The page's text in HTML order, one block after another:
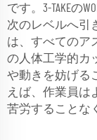
です。3-TAKEの
次のレベルへ引
は、すべてのア
の人体工学的カ
や動きを妨げる
えば、作業員は
苦労することな